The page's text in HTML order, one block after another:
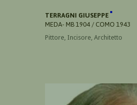
TERRAGNI GIUSEPPE
MEDA- MB 1904 / COMO 1943
Pittore, Incisore, Architetto